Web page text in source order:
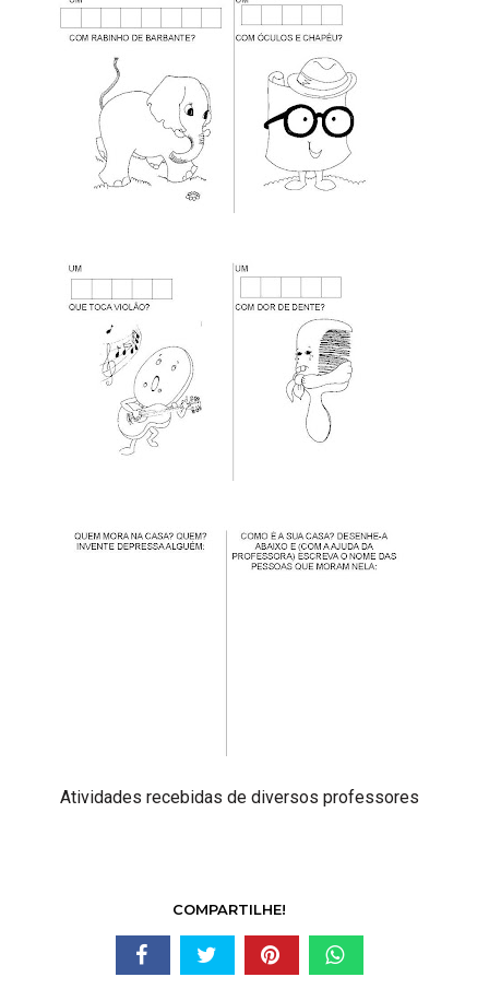
Atividades recebidas de diversos professores
COMPARTILHE!